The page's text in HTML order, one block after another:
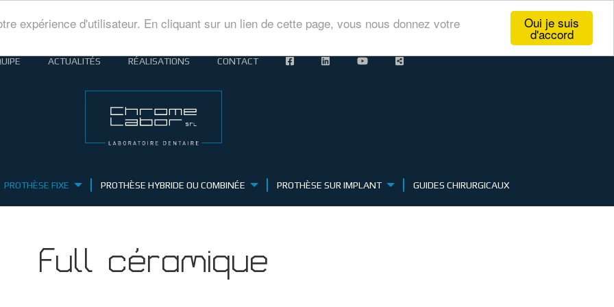
Oui je suis
d'accord
expérience d'utilisateur. En cliquant sur un lien de cette page, vous nous donnez votre
ACTUALITÉS RÉALISATIONS CONTACT
PROTHÈSE FIXE PROTHÈSE HYBRIDE OU COMBINÉE PROTHÈSE SUR IMPLANT GUIDES CHIRURGICAUX
Full céramique